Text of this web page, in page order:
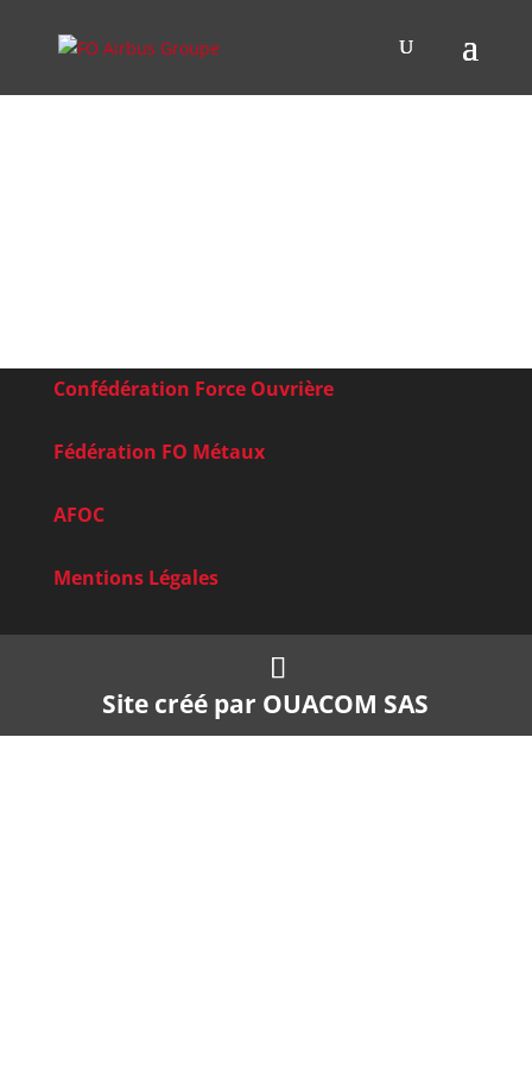
Confédération Force Ouvrière
Fédération FO Métaux
AFOC
Mentions Légales
Site créé par OUACOM SAS